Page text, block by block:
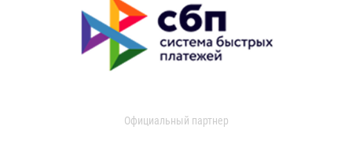
Официальный партнер